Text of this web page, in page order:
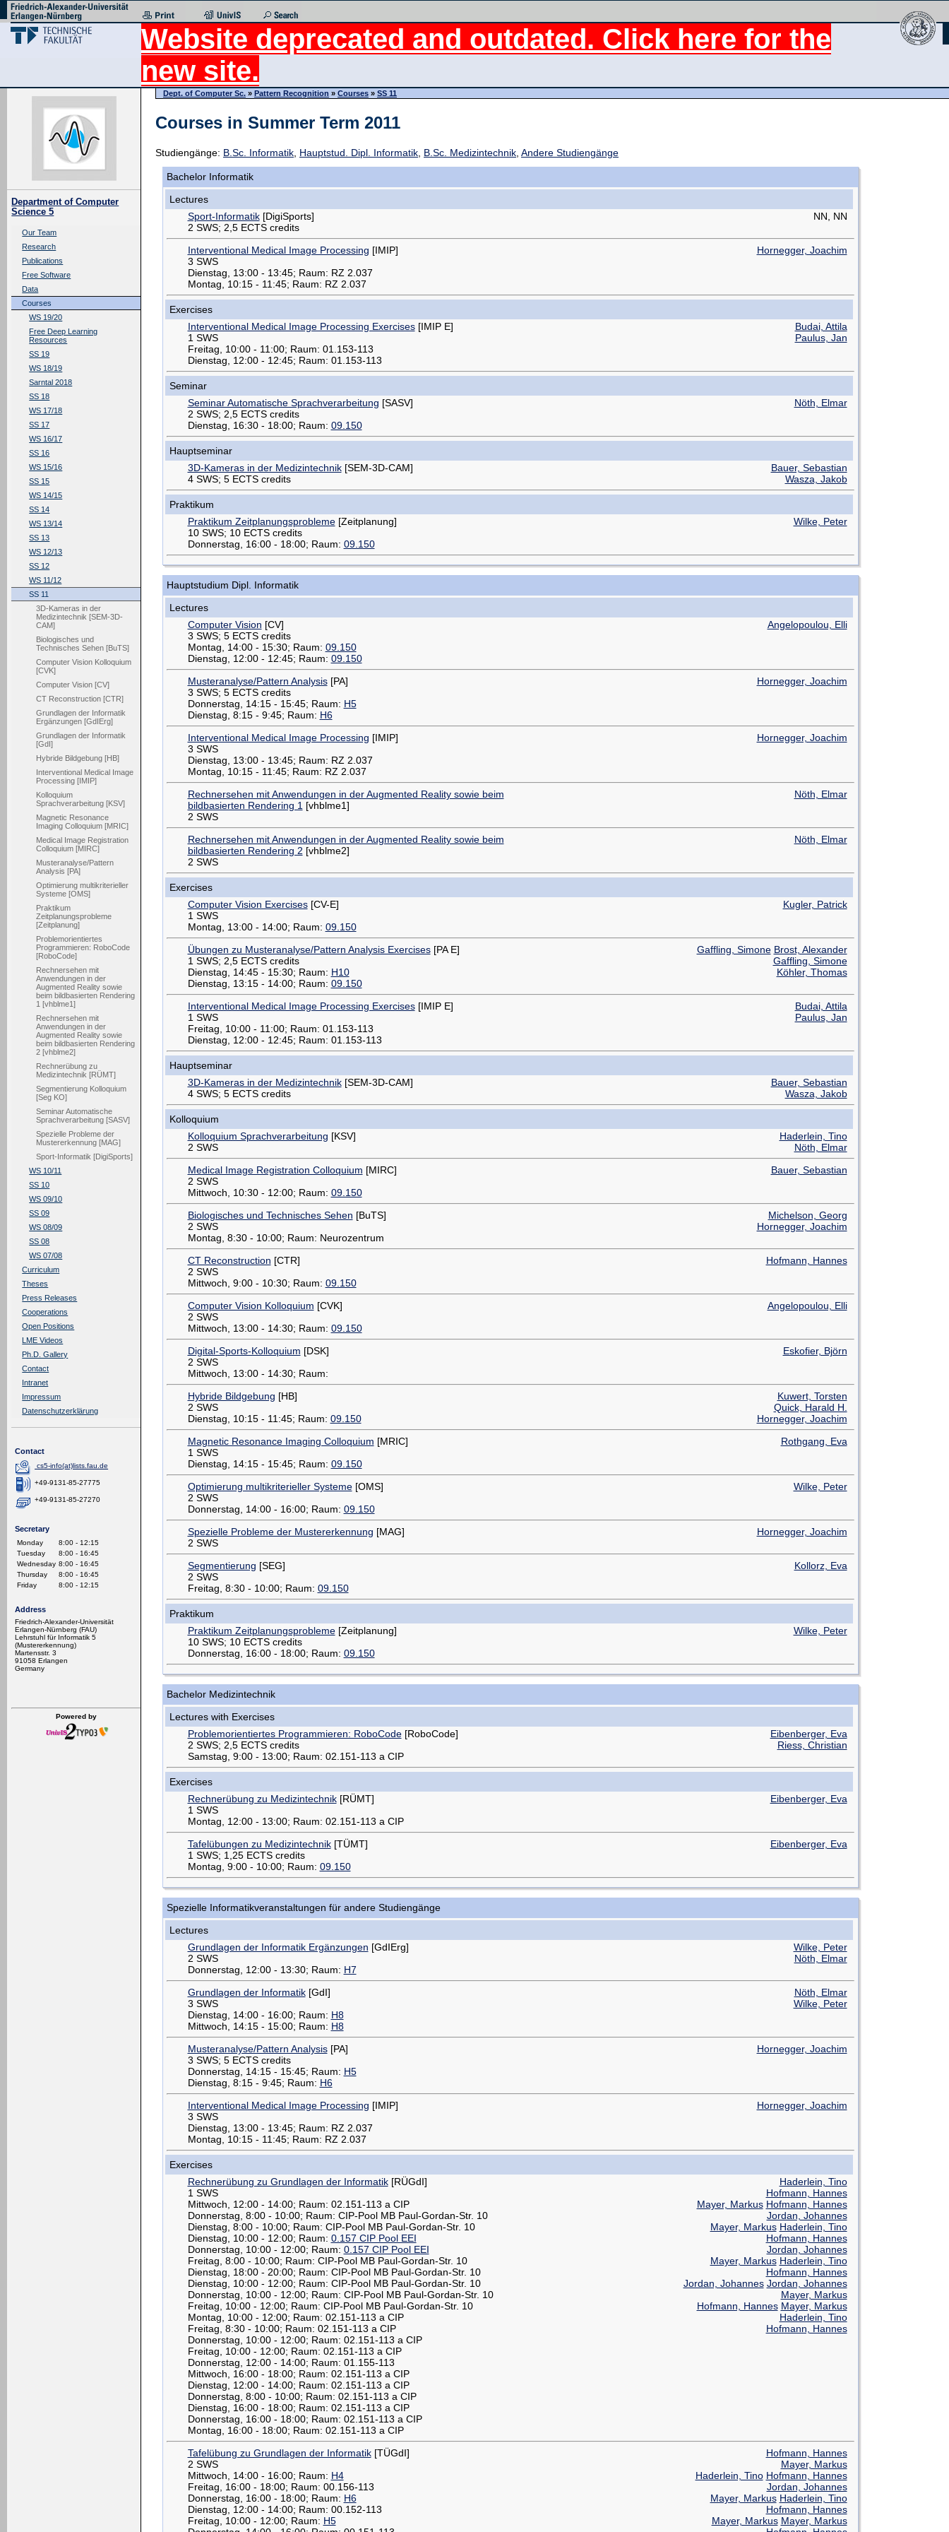
Website deprecated and outdated. Click here for the
new site.
Department of Computer
Science 5
Our Team
Research
Publications
Free Software
Data
Courses
WS 19/20
Free Deep Learning
Resources
SS 19
WS 18/19
Sarntal 2018
SS 18
WS 17/18
SS 17
WS 16/17
SS 16
WS 15/16
SS 15
WS 14/15
SS 14
WS 13/14
SS 13
WS 12/13
SS 12
WS 11/12
SS 11
3D-Kameras in der
Medizintechnik [SEM-3D-
CAM]
Biologisches und
Technisches Sehen [BuTS]
Computer Vision Kolloquium
[CVK]
Computer Vision [CV]
CT Reconstruction [CTR]
Grundlagen der Informatik
Ergänzungen [GdIErg]
Grundlagen der Informatik
[GdI]
Hybride Bildgebung [HB]
Interventional Medical Image
Processing [IMIP]
Kolloquium
Sprachverarbeitung [KSV]
Magnetic Resonance
Imaging Colloquium [MRIC]
Medical Image Registration
Colloquium [MIRC]
Musteranalyse/Pattern
Analysis [PA]
Optimierung multikriterieller
Systeme [OMS]
Praktikum
Zeitplanungsprobleme
[Zeitplanung]
Problemorientiertes
Programmieren: RoboCode
[RoboCode]
Rechnersehen mit
Anwendungen in der
Augmented Reality sowie
beim bildbasierten Rendering
1 [vhblme1]
Rechnersehen mit
Anwendungen in der
Augmented Reality sowie
beim bildbasierten Rendering
2 [vhblme2]
Rechnerübung zu
Medizintechnik [RÜMT]
Segmentierung Kolloquium
[Seg KO]
Seminar Automatische
Sprachverarbeitung [SASV]
Spezielle Probleme der
Mustererkennung [MAG]
Sport-Informatik [DigiSports]
WS 10/11
SS 10
WS 09/10
SS 09
WS 08/09
SS 08
WS 07/08
Curriculum
Theses
Press Releases
Cooperations
Open Positions
LME Videos
Ph.D. Gallery
Contact
Intranet
Impressum
Datenschutzerklärung
Contact
cs5-info(at)lists.fau.de
+49-9131-85-27775
+49-9131-85-27270
Secretary
Monday
8:00 - 12:15
Tuesday
8:00 - 16:45
Wednesday 8:00 - 16:45
Thursday
8:00 - 16:45
Friday
8:00 - 12:15
Address
Friedrich-Alexander-Universität
Erlangen-Nürnberg (FAU)
Lehrstuhl für Informatik 5
(Mustererkennung)
Martensstr. 3
91058 Erlangen
Germany
Powered by
Dept. of Computer Sc. » Pattern Recognition » Courses » SS 11
Courses in Summer Term 2011
Studiengänge: B.Sc. Informatik Hauptstud. Dipl. Informatik B.Sc. Medizintechnik Andere Studiengänge
Bachelor Informatik
Lectures
NN, NN
Sport-Informatik[DigiSports]
2 SWS; 2,5 ECTS credits
Hornegger, Joachim
Interventional Medical Image Processing [IMIP]
3 SWS
Dienstag, 13:00 - 13:45; Raum: RZ 2.037
Montag, 10:15 - 11:45; Raum: RZ 2.037
Exercises
Budai, Attila
Paulus, Jan
Interventional Medical Image Processing Exercises[IMIP E]
1 SWS
Freitag, 10:00 - 11:00; Raum: 01.153-113
Dienstag, 12:00 - 12:45; Raum: 01.153-113
Seminar
Nöth, Elmar
Seminar Automatische Sprachverarbeitung [SASV]
2 SWS; 2,5 ECTS credits
Dienstag, 16:30 - 18:00; Raum: 09.150
Hauptseminar
Bauer, Sebastian
Wasza, Jakob
3D-Kameras in der Medizintechnik[SEM-3D-CAM]
4 SWS; 5 ECTS credits
Praktikum
Wilke, Peter
Praktikum Zeitplanungsprobleme[Zeitplanung]
10 SWS; 10 ECTS credits
Donnerstag, 16:00 - 18:00; Raum: 09.150
Hauptstudium Dipl. Informatik
Lectures
Angelopoulou, Elli
Computer Vision [CV]
3 SWS; 5 ECTS credits
Montag, 14:00 - 15:30; Raum: 09.150
Dienstag, 12:00 - 12:45; Raum: 09.150
Hornegger, Joachim
Musteranalyse/Pattern Analysis[PA]
3 SWS; 5 ECTS credits
Donnerstag, 14:15 - 15:45; Raum: H5
Dienstag, 8:15 - 9:45; Raum: H6
Hornegger, Joachim
Interventional Medical Image Processing [IMIP]
3 SWS
Dienstag, 13:00 - 13:45; Raum: RZ 2.037
Montag, 10:15 - 11:45; Raum: RZ 2.037
Nöth, Elmar
Rechnersehen mit Anwendungen in der Augmented Reality sowie beim
bildbasierten Rendering 1 [vhblme1]
2 SWS
Nöth, Elmar
Rechnersehen mit Anwendungen in der Augmented Reality sowie beim
bildbasierten Rendering 2 [vhblme2]
2 SWS
Exercises
Kugler, Patrick
Computer Vision Exercises[CV-E]
1 SWS
Montag, 13:00 - 14:00; Raum: 09.150
Gaffling, Simone Brost, Alexander
Gaffling, Simone
Köhler, Thomas
Übungen zu Musteranalyse/Pattern Analysis Exercises[PA E]
1 SWS; 2,5 ECTS credits
Dienstag, 14:45 - 15:30; Raum: H10
Dienstag, 13:15 - 14:00; Raum: 09.150
Budai, Attila
Paulus, Jan
Interventional Medical Image Processing Exercises[IMIP E]
1 SWS
Freitag, 10:00 - 11:00; Raum: 01.153-113
Dienstag, 12:00 - 12:45; Raum: 01.153-113
Hauptseminar
Bauer, Sebastian
Wasza, Jakob
3D-Kameras in der Medizintechnik[SEM-3D-CAM]
4 SWS; 5 ECTS credits
Kolloquium
Haderlein, Tino
Nöth, Elmar
Kolloquium Sprachverarbeitung [KSV]
2 SWS
Bauer, Sebastian
Medical Image Registration Colloquium [MIRC]
2 SWS
Mittwoch, 10:30 - 12:00; Raum: 09.150
Michelson, Georg
Hornegger, Joachim
Biologisches und Technisches Sehen [BuTS]
2 SWS
Montag, 8:30 - 10:00; Raum: Neurozentrum
Hofmann, Hannes
CT Reconstruction [CTR]
2 SWS
Mittwoch, 9:00 - 10:30; Raum: 09.150
Angelopoulou, Elli
Computer Vision Kolloquium [CVK]
2 SWS
Mittwoch, 13:00 - 14:30; Raum: 09.150
Eskofier, Björn
Digital-Sports-Kolloquium [DSK]
2 SWS
Mittwoch, 13:00 - 14:30; Raum:
Kuwert, Torsten
Quick, Harald H.
Hornegger, Joachim
Hybride Bildgebung [HB]
2 SWS
Dienstag, 10:15 - 11:45; Raum: 09.150
Rothgang, Eva
Magnetic Resonance Imaging Colloquium [MRIC]
1 SWS
Dienstag, 14:15 - 15:45; Raum: 09.150
Wilke, Peter
Optimierung multikriterieller Systeme[OMS]
2 SWS
Donnerstag, 14:00 - 16:00; Raum: 09.150
Hornegger, Joachim
Spezielle Probleme der Mustererkennung [MAG]
2 SWS
Kollorz, Eva
Segmentierung [SEG]
2 SWS
Freitag, 8:30 - 10:00; Raum: 09.150
Praktikum
Wilke, Peter
Praktikum Zeitplanungsprobleme[Zeitplanung]
10 SWS; 10 ECTS credits
Donnerstag, 16:00 - 18:00; Raum: 09.150
Bachelor Medizintechnik
Lectures with Exercises
Eibenberger, Eva
Riess, Christian
Problemorientiertes Programmieren: RoboCode[RoboCode]
2 SWS; 2,5 ECTS credits
Samstag, 9:00 - 13:00; Raum: 02.151-113 a CIP
Exercises
Eibenberger, Eva
Rechnerübung zu Medizintechnik[RÜMT]
1 SWS
Montag, 12:00 - 13:00; Raum: 02.151-113 a CIP
Eibenberger, Eva
Tafelübungen zu Medizintechnik[TÜMT]
1 SWS; 1,25 ECTS credits
Montag, 9:00 - 10:00; Raum: 09.150
Spezielle Informatikveranstaltungen für andere Studiengänge
Lectures
Wilke, Peter
Nöth, Elmar
Grundlagen der Informatik Ergänzungen [GdIErg]
2 SWS
Donnerstag, 12:00 - 13:30; Raum: H7
Nöth, Elmar
Wilke, Peter
Grundlagen der Informatik[GdI]
3 SWS
Dienstag, 14:00 - 16:00; Raum: H8
Mittwoch, 14:15 - 15:00; Raum: H8
Hornegger, Joachim
Musteranalyse/Pattern Analysis[PA]
3 SWS; 5 ECTS credits
Donnerstag, 14:15 - 15:45; Raum: H5
Dienstag, 8:15 - 9:45; Raum: H6
Hornegger, Joachim
Interventional Medical Image Processing [IMIP]
3 SWS
Dienstag, 13:00 - 13:45; Raum: RZ 2.037
Montag, 10:15 - 11:45; Raum: RZ 2.037
Exercises
Haderlein, Tino
Hofmann, Hannes
Mayer, Markus Hofmann, Hannes
Jordan, Johannes
Mayer, Markus Haderlein, Tino
Hofmann, Hannes
Jordan, Johannes
Mayer, Markus Haderlein, Tino
Hofmann, Hannes
Jordan, Johannes Jordan, Johannes
Mayer, Markus
Hofmann, Hannes Mayer, Markus
Haderlein, Tino
Hofmann, Hannes
Rechnerübung zu Grundlagen der Informatik[RÜGdI]
1 SWS
Mittwoch, 12:00 - 14:00; Raum: 02.151-113 a CIP
Donnerstag, 8:00 - 10:00; Raum: CIP-Pool MB Paul-Gordan-Str. 10
Dienstag, 8:00 - 10:00; Raum: CIP-Pool MB Paul-Gordan-Str. 10
Dienstag, 10:00 - 12:00; Raum: 0.157 CIP Pool EEI
Donnerstag, 10:00 - 12:00; Raum: 0.157 CIP Pool EEI
Freitag, 8:00 - 10:00; Raum: CIP-Pool MB Paul-Gordan-Str. 10
Dienstag, 18:00 - 20:00; Raum: CIP-Pool MB Paul-Gordan-Str. 10
Dienstag, 10:00 - 12:00; Raum: CIP-Pool MB Paul-Gordan-Str. 10
Donnerstag, 10:00 - 12:00; Raum: CIP-Pool MB Paul-Gordan-Str. 10
Freitag, 10:00 - 12:00; Raum: CIP-Pool MB Paul-Gordan-Str. 10
Montag, 10:00 - 12:00; Raum: 02.151-113 a CIP
Freitag, 8:30 - 10:00; Raum: 02.151-113 a CIP
Donnerstag, 10:00 - 12:00; Raum: 02.151-113 a CIP
Freitag, 10:00 - 12:00; Raum: 02.151-113 a CIP
Donnerstag, 12:00 - 14:00; Raum: 01.155-113
Mittwoch, 16:00 - 18:00; Raum: 02.151-113 a CIP
Dienstag, 12:00 - 14:00; Raum: 02.151-113 a CIP
Donnerstag, 8:00 - 10:00; Raum: 02.151-113 a CIP
Dienstag, 16:00 - 18:00; Raum: 02.151-113 a CIP
Donnerstag, 16:00 - 18:00; Raum: 02.151-113 a CIP
Montag, 16:00 - 18:00; Raum: 02.151-113 a CIP
Hofmann, Hannes
Mayer, Markus
Haderlein, Tino Hofmann, Hannes
Jordan, Johannes
Mayer, Markus Haderlein, Tino
Hofmann, Hannes
Mayer, Markus Mayer, Markus
Tafelübung zu Grundlagen der Informatik[TÜGdI]
2 SWS
Mittwoch, 14:00 - 16:00; Raum: H4
Freitag, 16:00 - 18:00; Raum: 00.156-113
Donnerstag, 16:00 - 18:00; Raum: H6
Dienstag, 12:00 - 14:00; Raum: 00.152-113
Freitag, 10:00 - 12:00; Raum: H5